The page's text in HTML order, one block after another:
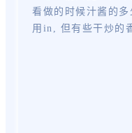
看做的时候汁酱的
用in, 但有些干炒的